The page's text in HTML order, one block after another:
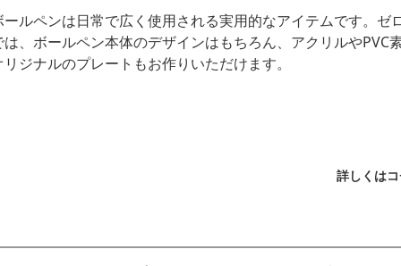
ールペンは日常で広く使用される実用的なアイテムです。ゼ
は、ボールペン本体のデザインはもちろん、アクリルやPVC
リジナルのプレートもお作りいただけます。
詳しくは